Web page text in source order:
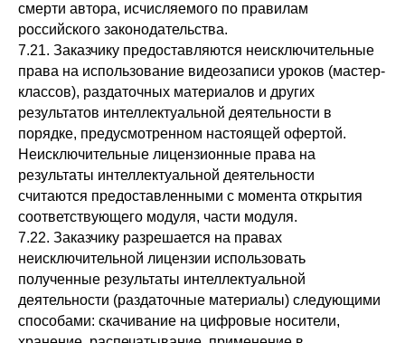
смерти автора, исчисляемого по правилам
российского законодательства.
7.21. Заказчику предоставляются неисключительные
права на использование видеозаписи уроков (мастер-
классов), раздаточных материалов и других
результатов интеллектуальной деятельности в
порядке, предусмотренном настоящей офертой.
Неисключительные лицензионные права на
результаты интеллектуальной деятельности
считаются предоставленными с момента открытия
соответствующего модуля, части модуля.
7.22. Заказчику разрешается на правах
неисключительной лицензии использовать
полученные результаты интеллектуальной
деятельности (раздаточные материалы) следующими
способами: скачивание на цифровые носители,